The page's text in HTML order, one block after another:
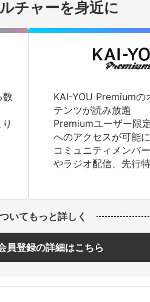
チャーを身近に
数
KAI-YOU Premiumの
テンツが読み放題
Premiumユーザー限
へのアクセスが可能に
コミュニティメンバ
やラジオ配信、先行
いてもっと詳しく
員登録の詳細はこちら